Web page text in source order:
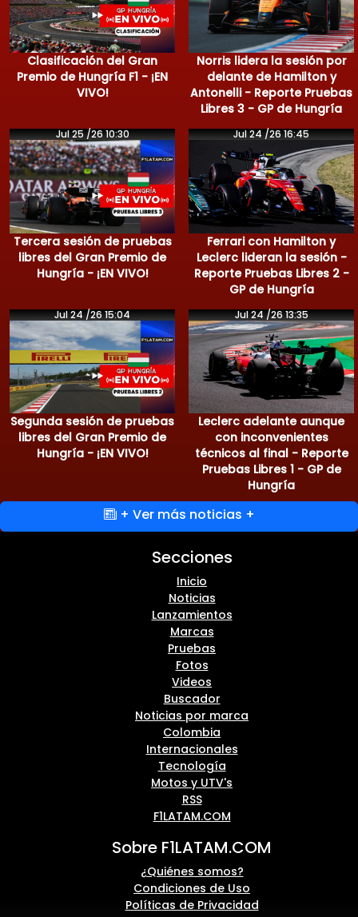
Clasificación del Gran
Premio de Hungría F1 - ¡EN
VIVO!
Norris lidera la sesión por
delante de Hamilton y
Antonelli - Reporte Pruebas
Libres 3 - GP de Hungría
Jul 25 /26 10:30
Tercera sesión de pruebas
libres del Gran Premio de
Hungría - ¡EN VIVO!
Jul 24 /26 16:45
Ferrari con Hamilton y
Leclerc lideran la sesión -
Reporte Pruebas Libres 2 -
GP de Hungría
Jul 24 /26 15:04
Segunda sesión de pruebas
libres del Gran Premio de
Hungría - ¡EN VIVO!
Jul 24 /26 13:35
Leclerc adelante aunque
con inconvenientes
técnicos al final - Reporte
Pruebas Libres 1 - GP de
Hungría
+ Ver más noticias +
Secciones
Inicio
Noticias
Lanzamientos
Marcas
Pruebas
Fotos
Videos
Buscador
Noticias por marca
Colombia
Internacionales
Tecnología
Motos y UTV's
RSS
F1LATAM.COM
Sobre F1LATAM.COM
¿Quiénes somos?
Condiciones de Uso
Políticas de Privacidad